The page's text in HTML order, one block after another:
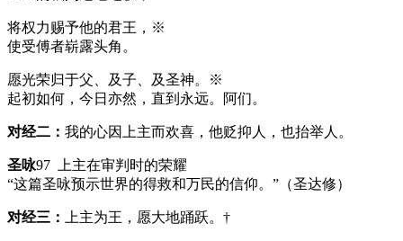
将权力赐予他的君王，※
使受傅者崭露头角。
愿光荣归于父、及子、及圣神。※
起初如何，今日亦然，直到永远。阿们。
对经二： 我的心因上主而欢喜，他贬抑人，也抬举人。
圣咏97 上主在审判时的荣耀
“这篇圣咏预示世界的得救和万民的信仰。”（圣达修）
对经三： 上主为王，愿大地踊跃。†